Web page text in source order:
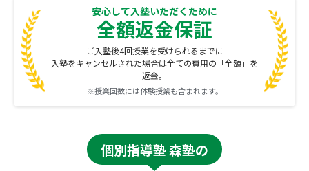
安心して入塾いただくために
全額返金保証
ご入塾後4回授業を受けられるまでに
入塾をキャンセルされた場合は全ての費用の「全額」を
返金。
※授業回数には体験授業も含まれます。
個別指導塾 森塾の